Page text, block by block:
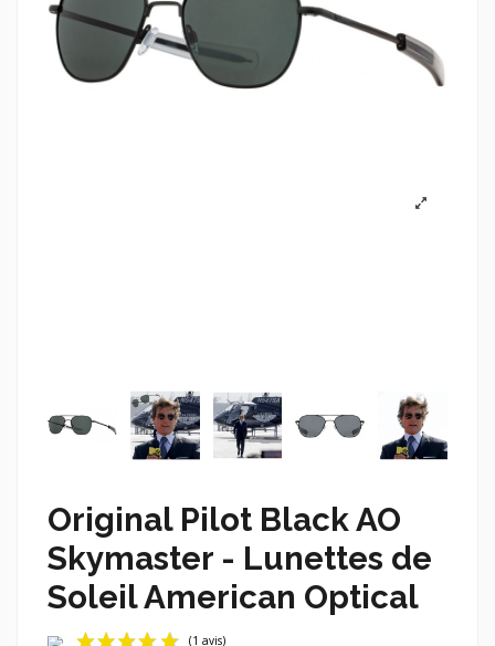
Original Pilot Black AO
Skymaster - Lunettes de
Soleil American Optical